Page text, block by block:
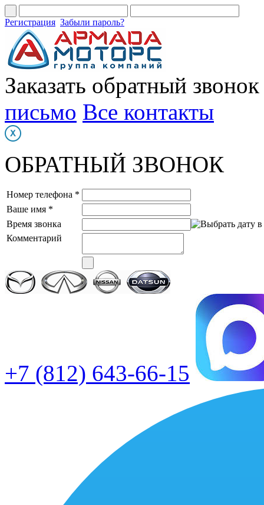
Регистрация Забыли пароль?
Заказать обратный звонок
письмо Все контакты
ОБРАТНЫЙ ЗВОНОК
Номер телефона *
Ваше имя *
Время звонка
Комментарий
+7 (812) 643-66-15